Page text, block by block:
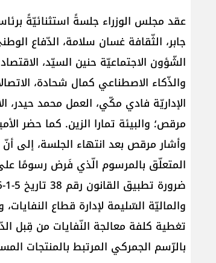
عقد ​مجلس الوزراء​ جلسةً استثنائيّةً
جابر، الثّقافة غسان سلامة، الدّفاع
الشّؤون الاجتماعيّة حنين السيّد،
والذّكاء الاصطناعي كمال شحادة،
الإداريّة فادي مكّي، العمل محمد حيدر،
مرقص؛ والبيئة تمارا الزين. كما حضر
وأشار مرقص بعد انتهاء الجلسة، إلى
المتعلّق بالمرسوم الّذي فَرض رسومًا
والماليّة السّليمة لإدارة قطاع
تغطية كلفة معالجة النّفايات من قِبل
بالرّسم الجمركي المرتبط بالمنتجات المستوردة؛